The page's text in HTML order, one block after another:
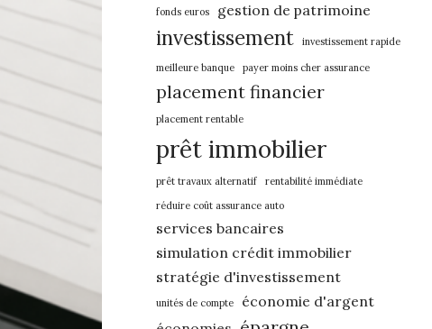
fonds euros gestion de patrimoine
investissement investissement rapide
meilleure banque payer moins cher assurance
placement financier
placement rentable
prêt immobilier
prêt travaux alternatif
rentabilité immédiate
réduire coût assurance auto
services bancaires
simulation crédit immobilier
stratégie d'investissement
unités de compte
économie d'argent